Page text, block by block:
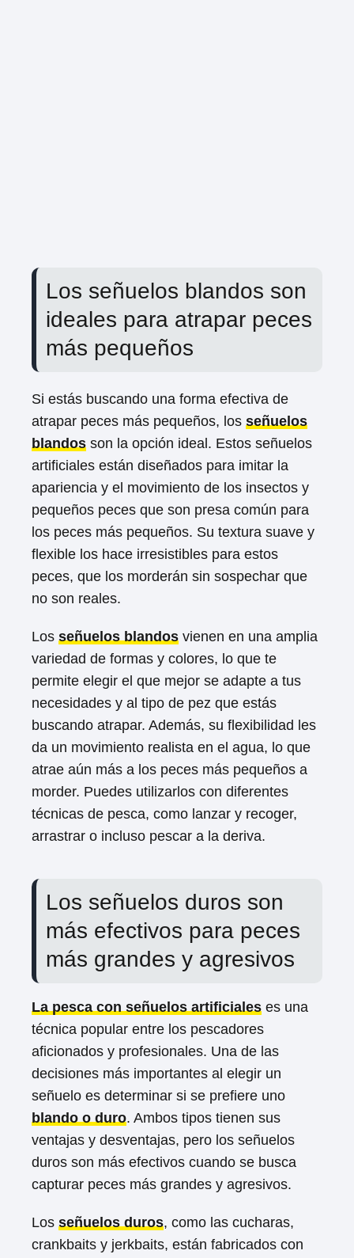
Los señuelos blandos son
ideales para atrapar peces
más pequeños
Si estás buscando una forma efectiva de
atrapar peces más pequeños, los señuelos
blandos son la opción ideal. Estos señuelos
artificiales están diseñados para imitar la
apariencia y el movimiento de los insectos y
pequeños peces que son presa común para
los peces más pequeños. Su textura suave y
flexible los hace irresistibles para estos
peces, que los morderán sin sospechar que
no son reales.
Los señuelos blandos vienen en una amplia
variedad de formas y colores, lo que te
permite elegir el que mejor se adapte a tus
necesidades y al tipo de pez que estás
buscando atrapar. Además, su flexibilidad les
da un movimiento realista en el agua, lo que
atrae aún más a los peces más pequeños a
morder. Puedes utilizarlos con diferentes
técnicas de pesca, como lanzar y recoger,
arrastrar o incluso pescar a la deriva.
Los señuelos duros son
más efectivos para peces
más grandes y agresivos
La pesca con señuelos artificiales es una
técnica popular entre los pescadores
aficionados y profesionales. Una de las
decisiones más importantes al elegir un
señuelo es determinar si se prefiere uno
blando o duro. Ambos tipos tienen sus
ventajas y desventajas, pero los señuelos
duros son más efectivos cuando se busca
capturar peces más grandes y agresivos.
Los señuelos duros, como las cucharas,
crankbaits y jerkbaits, están fabricados con